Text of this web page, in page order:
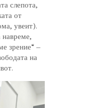
слепота,
от
увеит).
навреме,
зрение“ –
на